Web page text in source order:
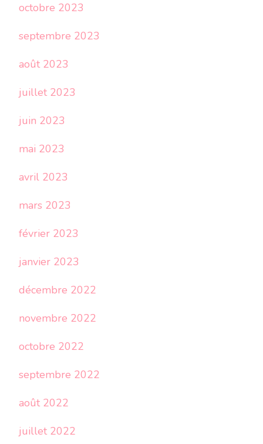
octobre 2023
septembre 2023
août 2023
juillet 2023
juin 2023
mai 2023
avril 2023
mars 2023
février 2023
janvier 2023
décembre 2022
novembre 2022
octobre 2022
septembre 2022
août 2022
juillet 2022